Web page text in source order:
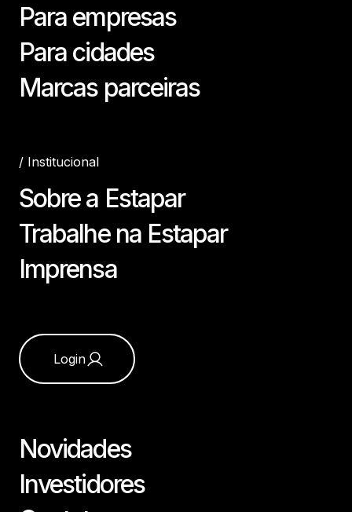
Para empresas
Para cidades
Marcas parceiras
/ Institucional
Sobre a Estapar
Trabalhe na Estapar
Imprensa
Login
Novidades
Investidores